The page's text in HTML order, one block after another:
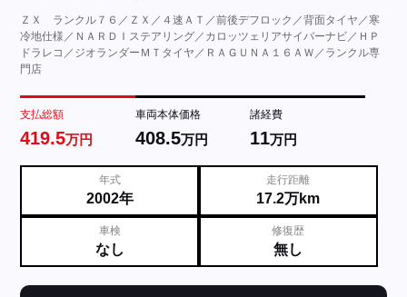
ＺＸ ランクル７６／ＺＸ／４速ＡＴ／前後デフロック／背面タイヤ／寒
冷地仕様／ＮＡＲＤＩステアリング／カロッツェリアサイバーナビ／ＨＰ
ドラレコ／ジオランダーＭＴタイヤ／ＲＡＧＵＮＡ１６ＡＷ／ランクル専
門店
支払総額
419.5万円
車両本体価格
408.5万円
諸経費
11万円
年式
2002年
走行距離
17.2万km
車検
なし
修復歴
無し